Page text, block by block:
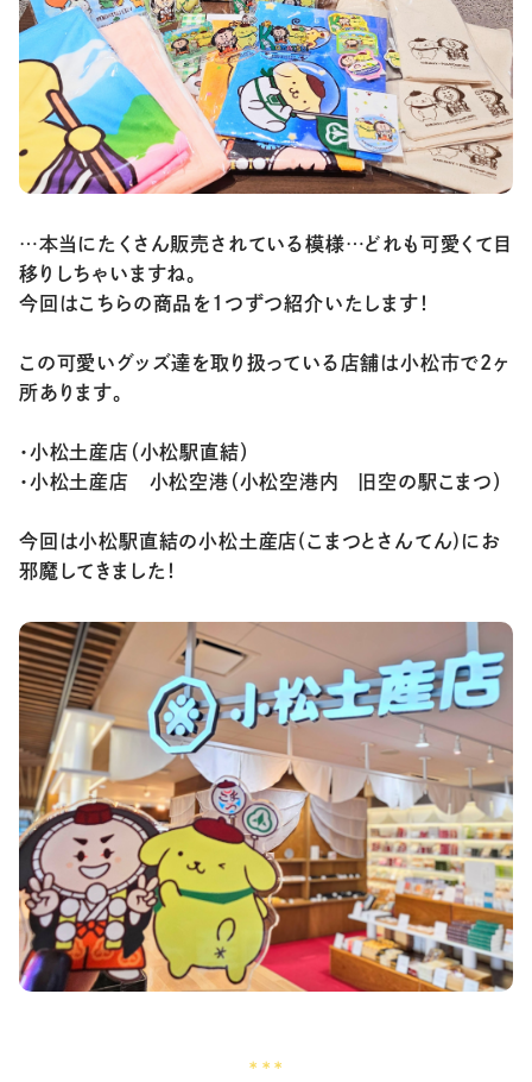
…本当にたくさん販売されている模様…どれも可愛くて目
移りしちゃいますね。
今回はこちらの商品を1つずつ紹介いたします！
この可愛いグッズ達を取り扱っている店舗は小松市で2ヶ
所あります。
・小松土産店（小松駅直結）
・小松土産店 小松空港（小松空港内 旧空の駅こまつ）
今回は小松駅直結の小松土産店(こまつとさんてん)にお
邪魔してきました！
***